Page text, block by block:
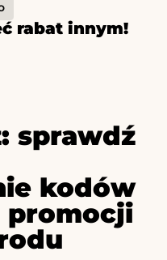
rabat innym!
sprawdź
kodów
promocji